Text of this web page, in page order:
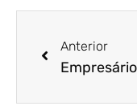
Anterior